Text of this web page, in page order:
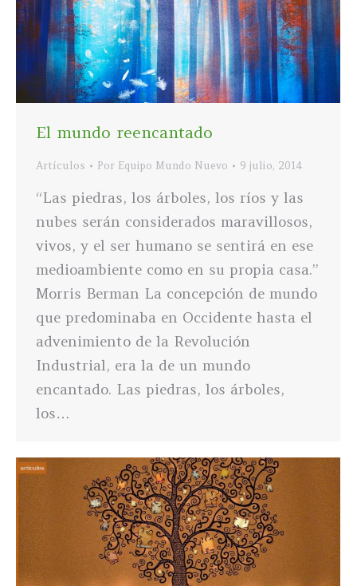
El mundo reencantado
Artículos Por Equipo Mundo Nuevo 9 julio, 2014
“Las piedras, los árboles, los ríos y las
nubes serán considerados maravillosos,
vivos, y el ser humano se sentirá en ese
medioambiente como en su propia casa.”
Morris Berman La concepción de mundo
que predominaba en Occidente hasta el
advenimiento de la Revolución
Industrial, era la de un mundo
encantado. Las piedras, los árboles,
los…